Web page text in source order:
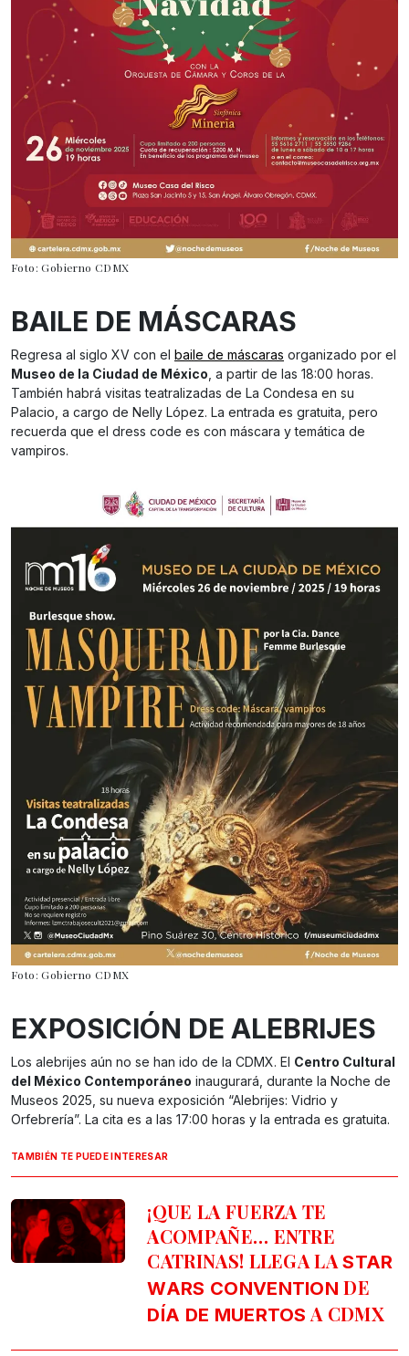
Foto: Gobierno CDMX
BAILE DE MÁSCARAS
Regresa al siglo XV con el baile de máscaras organizado por el
Museo de la Ciudad de México , a partir de las 18:00 horas.
También habrá visitas teatralizadas de La Condesa en su
Palacio, a cargo de Nelly López. La entrada es gratuita, pero
recuerda que el dress code es con máscara y temática de
vampiros.
Foto: Gobierno CDMX
EXPOSICIÓN DE ALEBRIJES
Los alebrijes aún no se han ido de la CDMX. El Centro Cultural
del México Contemporáneo inaugurará, durante la Noche de
Museos 2025, su nueva exposición “Alebrijes: Vidrio y
Orfebrería”. La cita es a las 17:00 horas y la entrada es gratuita.
TAMBIÉN TE PUEDE INTERESAR
¡QUE LA FUERZA TE
ACOMPAÑE… ENTRE
CATRINAS! LLEGA LASTAR
WARS CONVENTION DE
DÍA DE MUERTOS A CDMX